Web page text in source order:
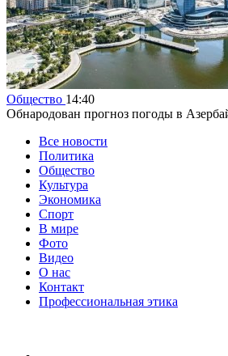
Общество 14:40
Обнародован прогноз погоды в
Все новости
Политика
Общество
Культура
Экономика
Спорт
В мире
Фото
Видео
О нас
Контакт
Профессиональная этика